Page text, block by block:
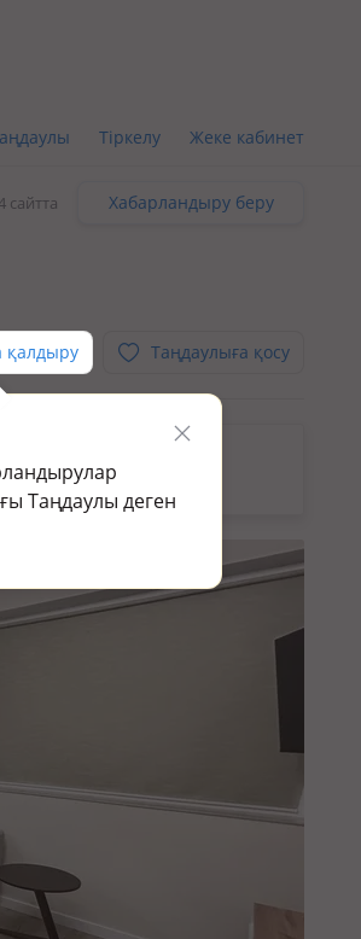
Тіркелу Жеке кабинет
сайтта Хабарландыру беру
қалдыру
Таңдаулы деген
Таңдаулыға қосу
беру в Павлодаре